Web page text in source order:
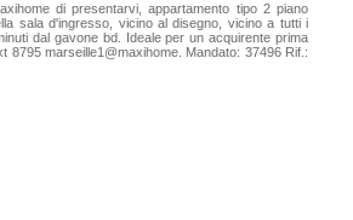
di presentarvi, appartamento tipo 2 piano
sala d'ingresso, vicino al disegno, vicino a tutti i
dal gavone bd. Ideale per un acquirente prima
8795 marseille1@maxihome. Mandato: 37496 Rif.: